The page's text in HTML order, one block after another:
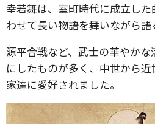
幸若舞は、室町時代に成立し
わせて長い物語を舞いながら語
源平合戦など、武士の華やか
にしたものが多く、中世から
家達に愛好されました。